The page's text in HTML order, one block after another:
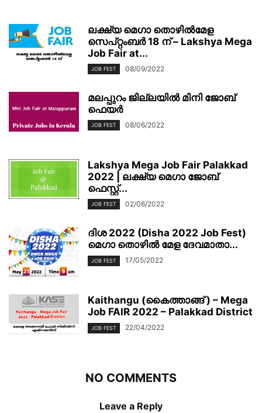
ലക്ഷ്യ മെഗാ തൊഴില്‍മേള
സെപ്റ്റംബര്‍ 18 ന് – Lakshya Mega
Job Fair at...
JOB FEST 08/09/2022
മലപ്പുറം ജില്ലയിൽ മിനി ജോബ്
ഫെയര്‍
JOB FEST 08/06/2022
Lakshya Mega Job Fair Palakkad
2022 | ലക്ഷ്യ മെഗാ ജോബ്
ഫെസ്റ്റ്...
JOB FEST 02/06/2022
ദിശ 2022 (Disha 2022 Job Fest)
മെഗാ തൊഴിൽ മേള ദേവമാതാ...
JOB FEST 17/05/2022
Kaithangu (കൈത്താങ്ങ് ) – Mega
Job FAIR 2022 – Palakkad District
JOB FEST 22/04/2022
NO COMMENTS
Leave a Reply